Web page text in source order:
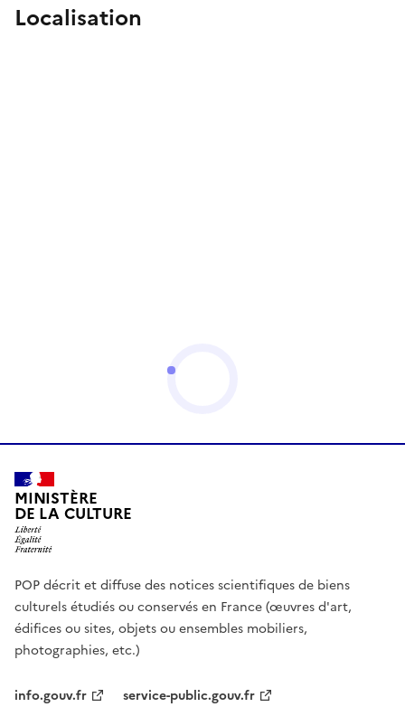
Localisation
MINISTÈRE
DE LA CULTURE
POP décrit et diffuse des notices scientifiques de biens
culturels étudiés ou conservés en France (œuvres d'art,
édifices ou sites, objets ou ensembles mobiliers,
photographies, etc.)
info.gouv.fr service-public.gouv.fr